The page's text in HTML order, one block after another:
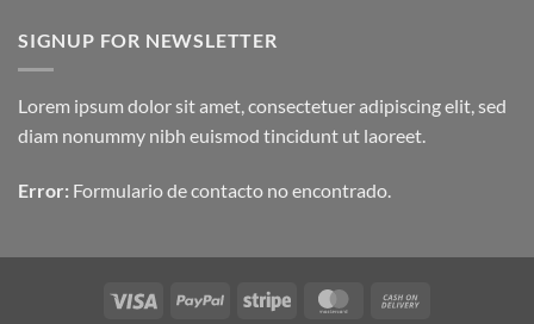
SIGNUP FOR NEWSLETTER
Lorem ipsum dolor sit amet, consectetuer adipiscing elit, sed
diam nonummy nibh euismod tincidunt ut laoreet.
Error: Formulario de contacto no encontrado.
Visa PayPal Stripe MasterCard